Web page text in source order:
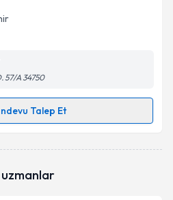
57/A 34750
Talep Et
Talebi
randevu almanız için bir